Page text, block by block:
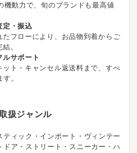
機動力で、旬のブランドも最高値
定・振込
フローにより、お品物到着からご
。
ルサポート
ト・キャンセル返送料まで、すべ
。
扱ジャンル
ティック・インポート・ヴィンテー
ドア・ストリート・スニーカー・ハ